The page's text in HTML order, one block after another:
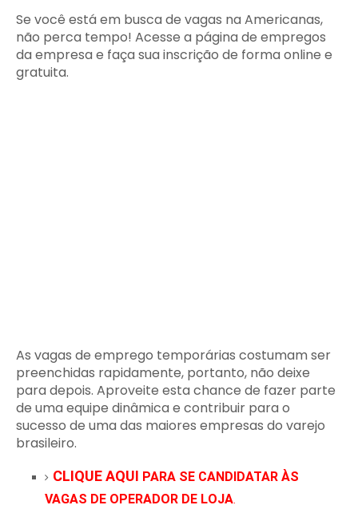
Se você está em busca de vagas na Americanas,
não perca tempo! Acesse a página de empregos
da empresa e faça sua inscrição de forma online e
gratuita.
As vagas de emprego temporárias costumam ser
preenchidas rapidamente, portanto, não deixe
para depois. Aproveite esta chance de fazer parte
de uma equipe dinâmica e contribuir para o
sucesso de uma das maiores empresas do varejo
brasileiro.
CLIQUE AQUI PARA SE CANDIDATAR ÀS
VAGAS DE OPERADOR DE LOJA.